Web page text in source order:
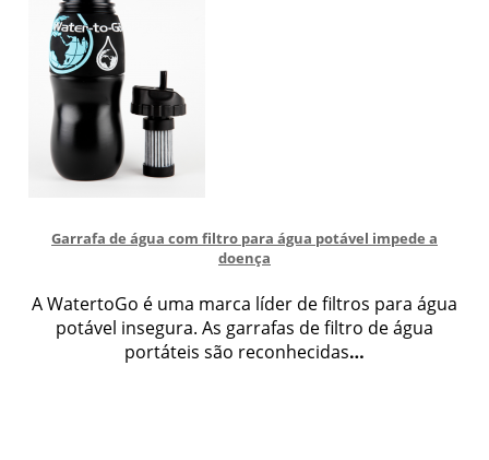
Garrafa de água com filtro para água potável impede a
doença
A WatertoGo é uma marca líder de filtros para água
potável insegura. As garrafas de filtro de água
portáteis são reconhecidas…